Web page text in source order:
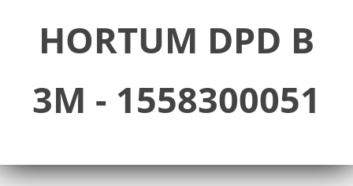
Forum
HORTUM DPD B
3M - 1558300051